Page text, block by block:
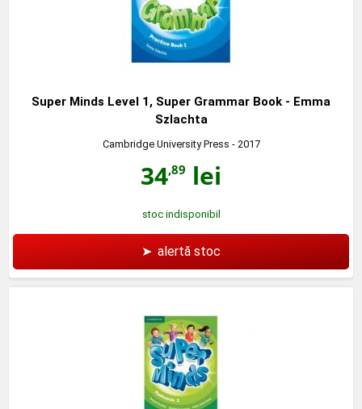
Super Minds Level 1, Super Grammar Book - Emma
Szlachta
Cambridge University Press - 2017
34,89 lei
stoc indisponibil
➤ alertă stoc